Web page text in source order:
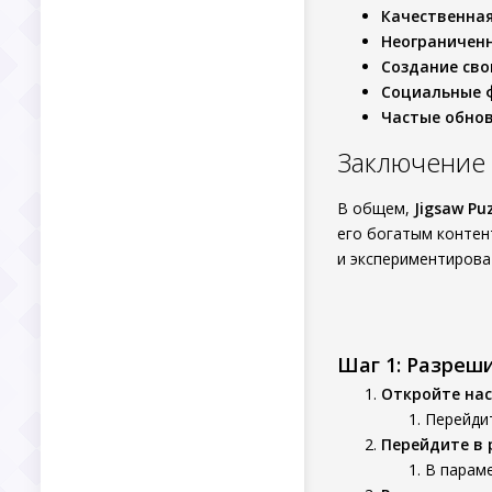
Создание
Социальные
Частые
Заключение
В общем, Jigsaw
его богатым
и
Шаг 1:
Откройте
Перейдите в
В